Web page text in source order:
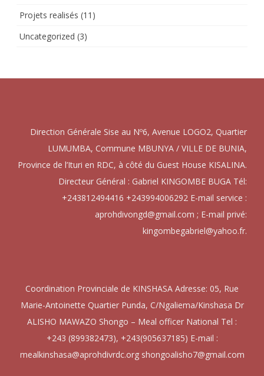
Projets realisés (11)
Uncategorized (3)
Direction Générale Sise au Nº6, Avenue LOGO2, Quartier
LUMUMBA, Commune MBUNYA / VILLE DE BUNIA,
Province de l’Ituri en RDC, à côté du Guest House KISALINA.
Directeur Général : Gabriel KINGOMBE BUGA Tél:
+243812494416 +243994006292 E-mail service :
aprohdivongd@gmail.com ; E-mail privé:
kingombegabriel@yahoo.fr.
Coordination Provinciale de KINSHASA Adresse: 05, Rue
Marie-Antoinette Quartier Punda, C/Ngaliema/Kinshasa Dr
ALISHO MAWAZO Shongo – Meal officer National Tel :
+243 (899382473), +243(905637185) E-mail :
mealkinshasa@aprohdivrdc.org shongoalisho7@gmail.com